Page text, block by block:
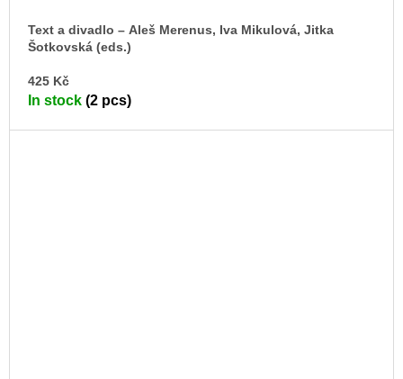
Text a divadlo – Aleš Merenus, Iva Mikulová, Jitka
Šotkovská (eds.)
425 Kč
In stock (2 pcs)